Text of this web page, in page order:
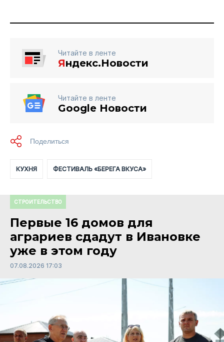
Читайте в ленте
Яндекс.Новости
Читайте в ленте
Google Новости
КУХНЯ ФЕСТИВАЛЬ «БЕРЕГА ВКУСА»
СТРОИТЕЛЬСТВО
Первые 16 домов для
аграриев сдадут в Ивановке
уже в этом году
07.08.2026 17:03